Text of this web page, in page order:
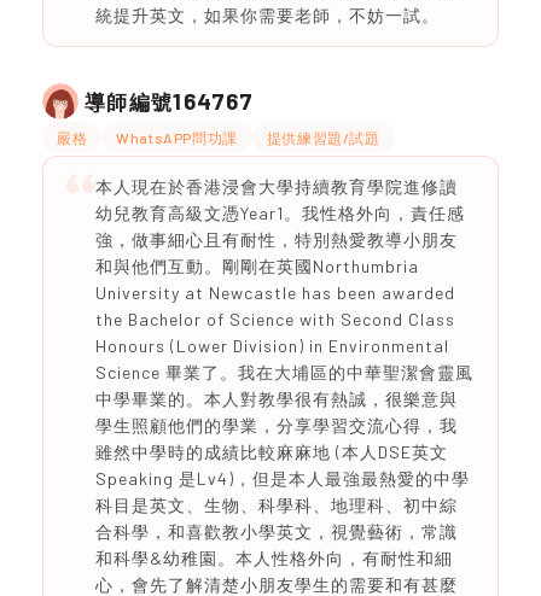
統提升英文，如果你需要老師，不妨一試。
導師編號164767
嚴格 WhatsAPP問功課 提供練習題/試題
本人現在於香港浸會大學持續教育學院進修讀
幼兒教育高級文憑Year1。我性格外向，責任感
強，做事細心且有耐性，特別熱愛教導小朋友
和與他們互動。剛剛在英國Northumbria
University at Newcastle has been awarded
the Bachelor of Science with Second Class
Honours (Lower Division) in Environmental
Science 畢業了。我在大埔區的中華聖潔會靈風
中學畢業的。本人對教學很有熱誠，很樂意與
學生照顧他們的學業，分享學習交流心得，我
雖然中學時的成績比較麻麻地 (本人DSE英文
Speaking 是Lv4)，但是本人最強最熱愛的中學
科目是英文、生物、科學科、地理科、初中綜
合科學，和喜歡教小學英文，視覺藝術，常識
和科學&幼稚園。本人性格外向，有耐性和細
心，會先了解清楚小朋友學生的需要和有甚麼